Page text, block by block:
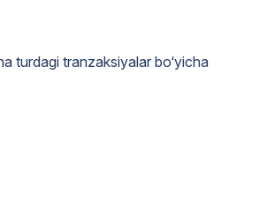
turdagi tranzaksiyalar bo‘yicha